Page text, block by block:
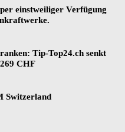
einstweiliger Verfügung
Tip-Top24.ch senkt
CHF
Switzerland